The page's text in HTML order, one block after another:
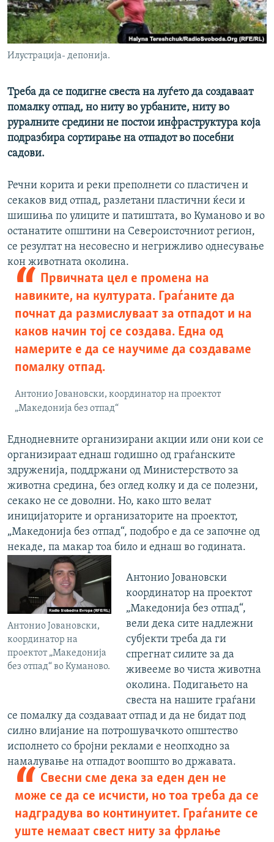
РСЕ веб страници
Илустрација- депонија.
Треба да се подигне свеста на луѓето да создаваат
помалку отпад, но ниту во урбаните, ниту во
руралните средини не постои инфраструктура која
подразбира сортирање на отпадот во посебни
садови.
Речни корита и реки преполнети со пластичен и
секаков вид отпад, разлетани пластични ќеси и
шишиња по улиците и патиштата, во Куманово и во
останатите општини на Североисточниот регион,
се резултат на несовесно и негрижливо однесување
кон животната околина.
Првичната цел е промена на
навиките, на културата. Граѓаните да
почнат да размислуваат за отпадот и на
каков начин тој се создава. Една од
намерите е да се научиме да создаваме
помалку отпад.
Антонио Јовановски, координатор на проектот
„Македонија без отпад“
Еднодневните организирани акции или они кои се
организираат еднаш годишно од граѓанските
здруженија, поддржани од Министерството за
животна средина, без оглед колку и да се полезни,
секако не се доволни. Но, како што велат
иницијаторите и организаторите на проектот,
„Македонија без отпад“, подобро е да се започне од
некаде, па макар тоа било и еднаш во годината.
Антонио Јовановски,
координатор на
проектот „Македонија
без отпад“ во Куманово.
Антонио Јовановски
координатор на проектот
„Македонија без отпад“,
вели дека сите надлежни
субјекти треба да ги
спрегнат силите за да
живееме во чиста животна
околина. Подигањето на
свеста на нашите граѓани
се помалку да создаваат отпад и да не бидат под
силно влијание на потрошувачкото општество
исполнето со бројни реклами е неопходно за
намалување на отпадот воопшто во државата.
Свесни сме дека за еден ден не
може се да се исчисти, но тоа треба да се
надградува во континуитет. Граѓаните се
уште немаат свест ниту за фрлање